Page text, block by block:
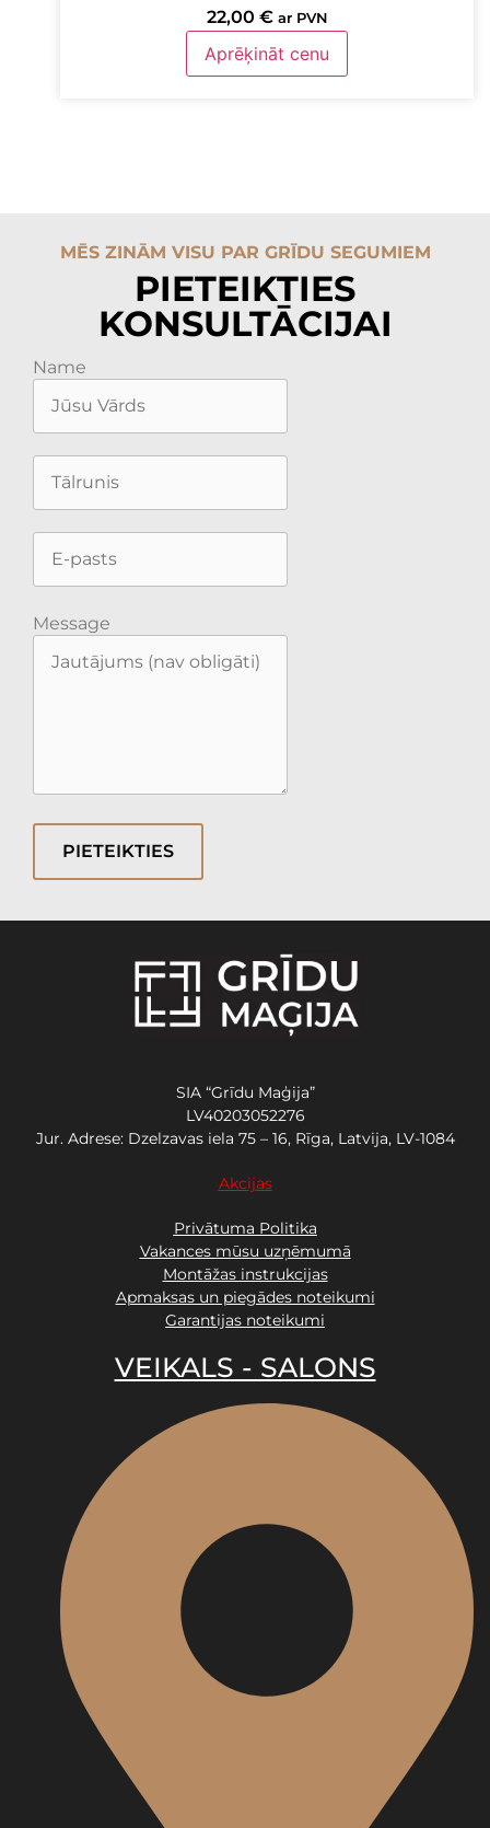
22,00 € ar PVN
Aprēķināt cenu
MĒS ZINĀM VISU PAR GRĪDU SEGUMIEM
PIETEIKTIES
KONSULTĀCIJAI
Name
Message
PIETEIKTIES
SIA “Grīdu Maģija”
LV40203052276
Jur. Adrese: Dzelzavas iela 75 – 16, Rīga, Latvija, LV-1084
Akcijas
Privātuma Politika
Vakances mūsu uzņēmumā
Montāžas instrukcijas
Apmaksas un piegādes noteikumi
Garantijas noteikumi
VEIKALS - SALONS